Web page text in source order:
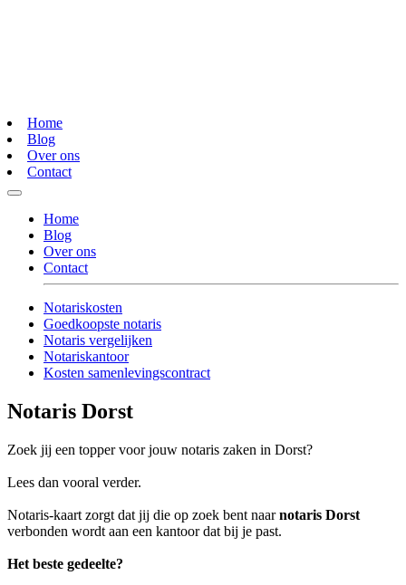
Home
Blog
Over ons
Contact
Home
Blog
Over ons
Contact
Notariskosten
Goedkoopste notaris
Notaris vergelijken
Notariskantoor
Kosten samenlevingscontract
Notaris Dorst
Zoek jij een topper voor jouw notaris zaken in Dorst?
Lees dan vooral verder.
Notaris-kaart zorgt dat jij die op zoek bent naarnotaris Dorst
verbonden wordt aan een kantoor dat bij je past.
Het beste gedeelte?